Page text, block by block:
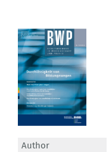
Author